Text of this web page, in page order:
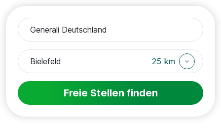
25 km
Freie Stellen finden